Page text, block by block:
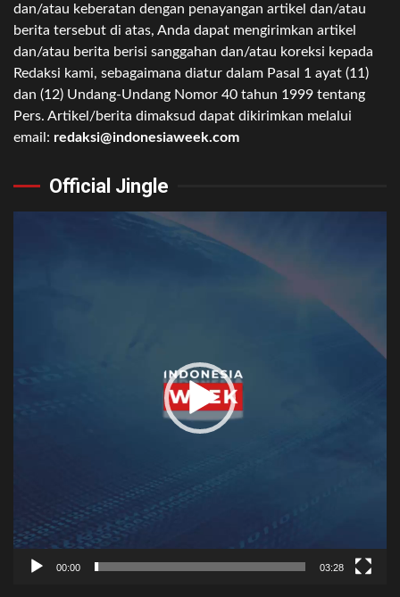
dan/atau keberatan dengan penayangan artikel dan/atau
berita tersebut di atas, Anda dapat mengirimkan artikel
dan/atau berita berisi sanggahan dan/atau koreksi kepada
Redaksi kami, sebagaimana diatur dalam Pasal 1 ayat (11)
dan (12) Undang-Undang Nomor 40 tahun 1999 tentang
Pers. Artikel/berita dimaksud dapat dikirimkan melalui
email: redaksi@indonesiaweek.com
Official Jingle
00:00 03:28